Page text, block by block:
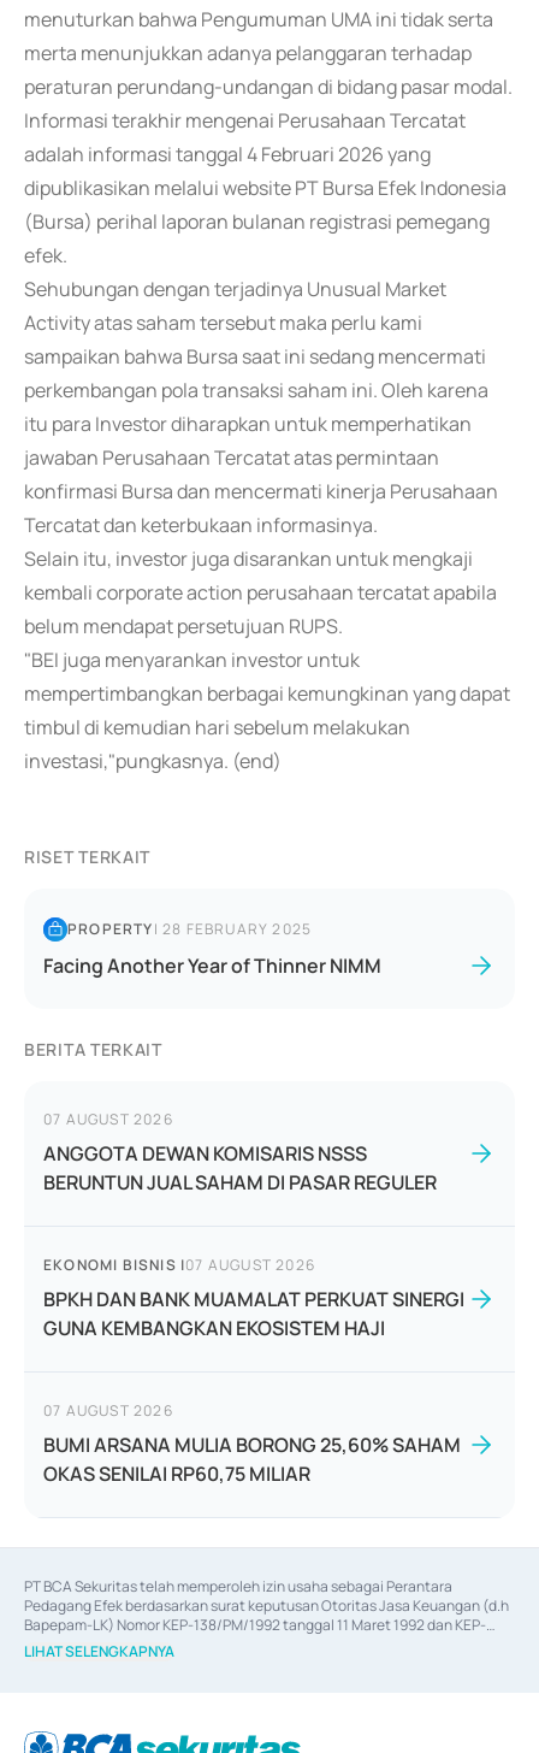
menuturkan bahwa Pengumuman UMA ini tidak serta
merta menunjukkan adanya pelanggaran terhadap
peraturan perundang-undangan di bidang pasar modal.
Informasi terakhir mengenai Perusahaan Tercatat
adalah informasi tanggal 4 Februari 2026 yang
dipublikasikan melalui website PT Bursa Efek Indonesia
(Bursa) perihal laporan bulanan registrasi pemegang
efek.
Sehubungan dengan terjadinya Unusual Market
Activity atas saham tersebut maka perlu kami
sampaikan bahwa Bursa saat ini sedang mencermati
perkembangan pola transaksi saham ini. Oleh karena
itu para Investor diharapkan untuk memperhatikan
jawaban Perusahaan Tercatat atas permintaan
konfirmasi Bursa dan mencermati kinerja Perusahaan
Tercatat dan keterbukaan informasinya.
Selain itu, investor juga disarankan untuk mengkaji
kembali corporate action perusahaan tercatat apabila
belum mendapat persetujuan RUPS.
"BEI juga menyarankan investor untuk
mempertimbangkan berbagai kemungkinan yang dapat
timbul di kemudian hari sebelum melakukan
investasi,"pungkasnya. (end)
RISET TERKAIT
PROPERTY|28 FEBRUARY 2025
Facing Another Year of Thinner NIMM
BERITA TERKAIT
07 AUGUST 2026
ANGGOTA DEWAN KOMISARIS NSSS
BERUNTUN JUAL SAHAM DI PASAR REGULER
EKONOMI BISNIS |07 AUGUST 2026
BPKH DAN BANK MUAMALAT PERKUAT SINERGI
GUNA KEMBANGKAN EKOSISTEM HAJI
07 AUGUST 2026
BUMI ARSANA MULIA BORONG 25,60% SAHAM
OKAS SENILAI RP60,75 MILIAR
PT BCA Sekuritas telah memperoleh izin usaha sebagai Perantara
Pedagang Efek berdasarkan surat keputusan Otoritas Jasa Keuangan (d.h
Bapepam-LK) Nomor KEP-138/PM/1992 tanggal 11 Maret 1992 dan KEP-
06/D.04/2014 tanggal 28 Februari 2014, izin usaha sebagai Penjamin Emisi
Efek berdasarkan surat keputusan Otoritas Jasa Keuangan Nomor KEP-
berdasarkan surat keputusan Otoritas Jasa Keuangan Nomor S-
LIHAT SELENGKAPNYA